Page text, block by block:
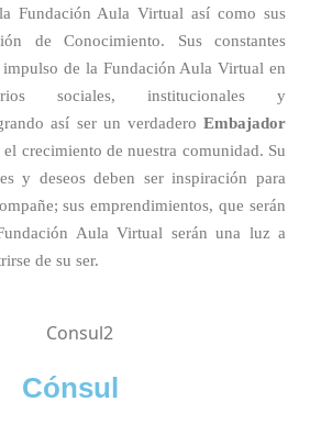
Fundación Aula Virtual así como sus
de Conocimiento. Sus constantes
de la Fundación Aula Virtual en
sociales, institucionales y
así ser un verdadero Embajador
crecimiento de nuestra comunidad. Su
y deseos deben ser inspiración para
sus emprendimientos, que serán
Aula Virtual serán una luz a
de su ser.
Cónsul